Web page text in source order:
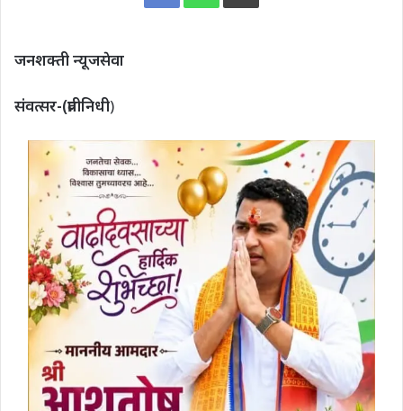
जनशक्ती न्यूजसेवा
संवत्सर-(प्रतीनिधी)